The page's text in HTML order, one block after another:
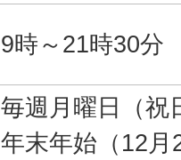
9時～21時30分
毎週月曜日（祝
年末年始（12月